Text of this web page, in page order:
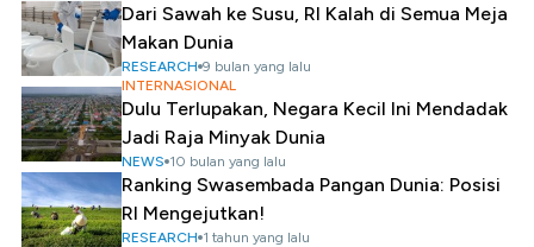
Dari Sawah ke Susu, RI Kalah di Semua Meja
Makan Dunia
RESEARCH 9 bulan yang lalu
INTERNASIONAL
Dulu Terlupakan, Negara Kecil Ini Mendadak
Jadi Raja Minyak Dunia
NEWS 10 bulan yang lalu
Ranking Swasembada Pangan Dunia: Posisi
RI Mengejutkan!
RESEARCH 1 tahun yang lalu